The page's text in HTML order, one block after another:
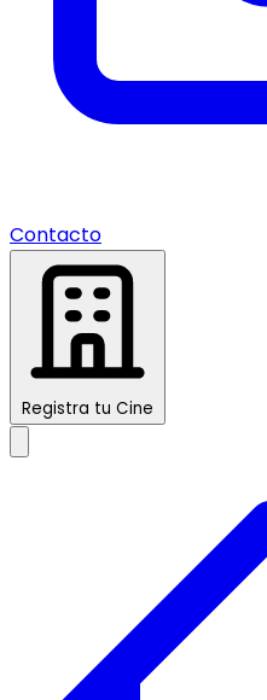
Contacto
Registra tu Cine